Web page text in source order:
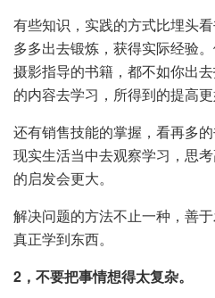
有些知识，实践的方式比埋头
多多出去锻炼，获得实际经验
摄影指导的书籍，都不如你出
的内容去学习，所得到的提高更
还有销售技能的掌握，看再多
现实生活当中去观察学习，思
的启发会更大。
解决问题的方法不止一种，善
真正学到东西。
2，不要把事情想得太复杂。